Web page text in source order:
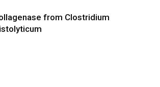
from Clostridium